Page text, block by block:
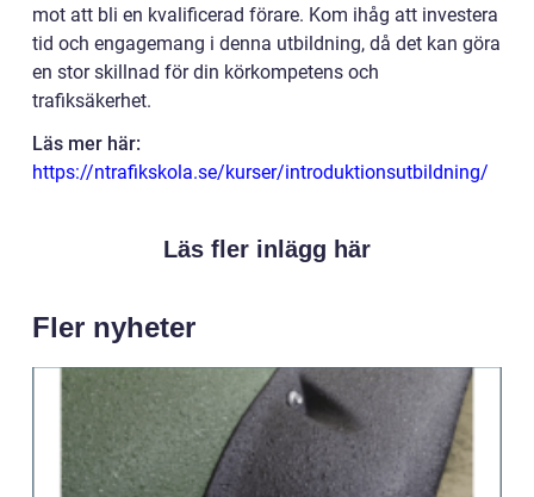
mot att bli en kvalificerad förare. Kom ihåg att investera
tid och engagemang i denna utbildning, då det kan göra
en stor skillnad för din körkompetens och
trafiksäkerhet.
Läs mer här:
https://ntrafikskola.se/kurser/introduktionsutbildning/
Läs fler inlägg här
Fler nyheter